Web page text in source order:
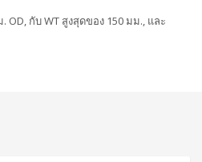
กับ WT สูงสุดของ 150 มม., และ